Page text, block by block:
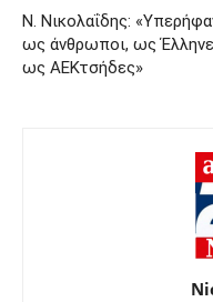
Ν. Νικολαΐδης:
ως άνθρωποι, ως
ως ΑΕΚτσήδες»